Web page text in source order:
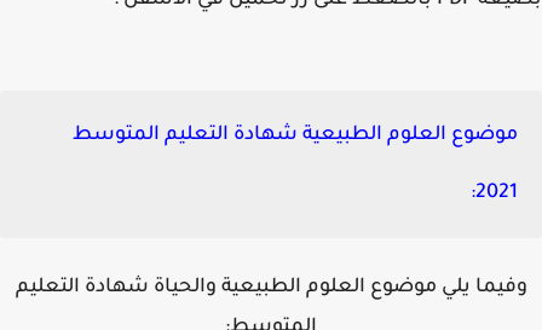
موضوع العلوم الطبيعية شهادة التعليم المتوسط
2021:
يلي موضوع العلوم الطبيعية والحياة شهادة التعليم